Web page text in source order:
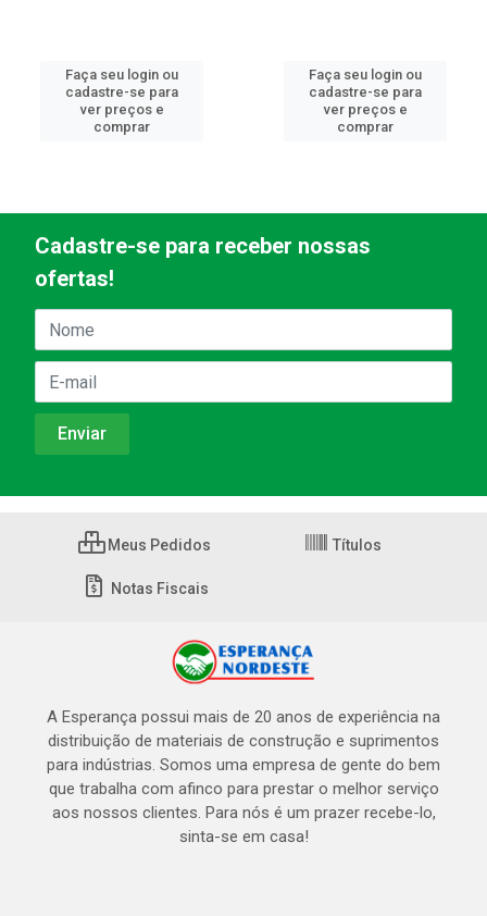
Faça seu login ou
cadastre-se para
ver preços e
comprar
Faça seu login ou
cadastre-se para
ver preços e
comprar
Cadastre-se para receber nossas
ofertas!
Meus Pedidos Títulos
Notas Fiscais
A Esperança possui mais de 20 anos de experiência na
distribuição de materiais de construção e suprimentos
para indústrias. Somos uma empresa de gente do bem
que trabalha com afinco para prestar o melhor serviço
aos nossos clientes. Para nós é um prazer recebe-lo,
sinta-se em casa!